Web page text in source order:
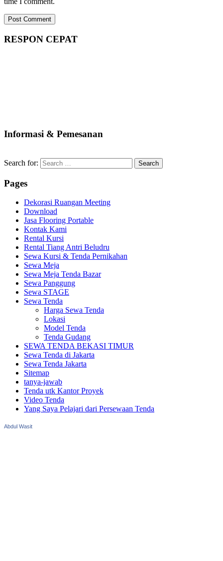
RESPON CEPAT
Informasi & Pemesanan
Search for:
Pages
Dekorasi Ruangan Meeting
Download
Jasa Flooring Portable
Kontak Kami
Rental Kursi
Rental Tiang Antri Beludru
Sewa Kursi & Tenda Pernikahan
Sewa Meja
Sewa Meja Tenda Bazar
Sewa Panggung
Sewa STAGE
Sewa Tenda
Harga Sewa Tenda
Lokasi
Model Tenda
Tenda Gudang
SEWA TENDA BEKASI TIMUR
Sewa Tenda di Jakarta
Sewa Tenda Jakarta
Sitemap
tanya-jawab
Tenda utk Kantor Proyek
Video Tenda
Yang Saya Pelajari dari Persewaan Tenda
Abdul Wasit